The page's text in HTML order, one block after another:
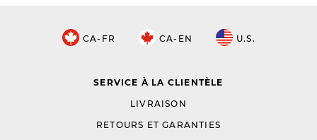
CA-FR CA-EN U.S.
SERVICE À LA CLIENTÈLE
LIVRAISON
RETOURS ET GARANTIES